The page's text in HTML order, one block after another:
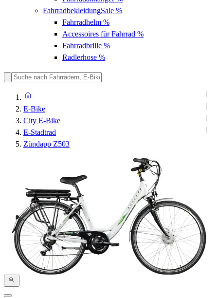
FahrradbekleidungSale %
Fahrradhelm %
Accessoires für Fahrrad %
Fahrradbrille %
Radlerhose %
E-Bike
City E-Bike
E-Stadtrad
Zündapp Z503